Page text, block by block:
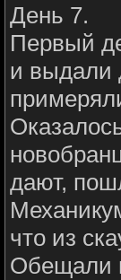
День 7.
Первый
и выдали
дают,
что из
Обещали